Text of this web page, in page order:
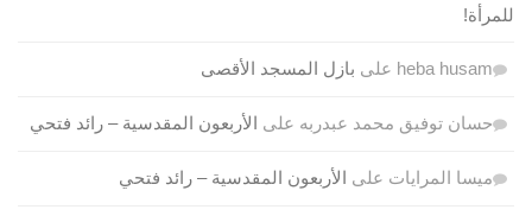
للمرأة!
heba husam على بازل المسجد الأقصى
حسان توفيق محمد عبدربه على الأربعون المقدسية – رائد فتحي
ميسا المرايات على الأربعون المقدسية – رائد فتحي